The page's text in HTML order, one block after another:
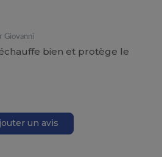
Giovanni
bien et protège le
un avis